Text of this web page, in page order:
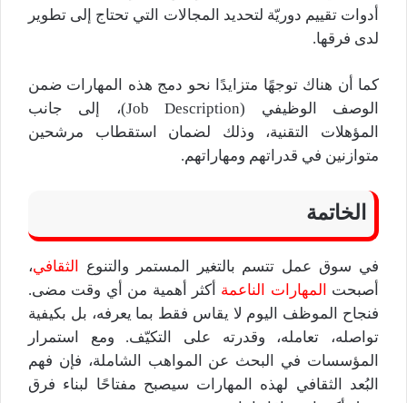
أدوات تقييم دوريّة لتحديد المجالات التي تحتاج إلى تطوير
لدى فرقها.
كما أن هناك توجهًا متزايدًا نحو دمج هذه المهارات ضمن
الوصف الوظيفي (Job Description)، إلى جانب
المؤهلات التقنية، وذلك لضمان استقطاب مرشحين
متوازنين في قدراتهم ومهاراتهم.
الخاتمة
في سوق عمل تتسم بالتغير المستمر والتنوع الثقافي،
أصبحت
المهارات الناعمة أكثر أهمية من أي وقت مضى.
فنجاح الموظف اليوم لا يقاس فقط بما يعرفه، بل بكيفية
تواصله، تعامله، وقدرته على التكيّف. ومع استمرار
المؤسسات في البحث عن المواهب الشاملة، فإن فهم
البُعد الثقافي لهذه المهارات سيصبح مفتاحًا لبناء فرق